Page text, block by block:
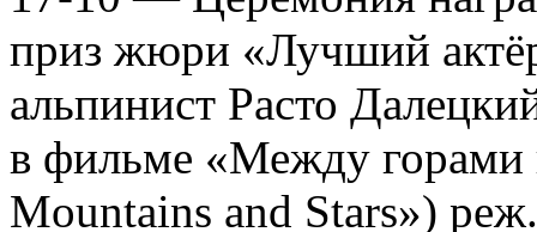
приз жюри «Лучший
альпинист Расто
в фильме «Между горами
Mountains and Stars»)